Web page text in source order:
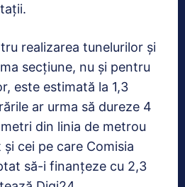
realizarea tunelurilor și
secțiune, nu și pentru
este estimată la 1,3
ar urma să dureze 4
din linia de metrou
cei pe care Comisia
să-i finanțeze cu 2,3